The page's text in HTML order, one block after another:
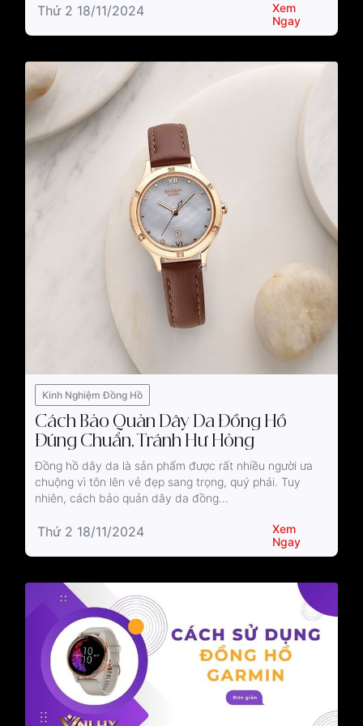
Thứ 2 18/11/2024
Xem
Ngay
Kinh Nghiệm Đồng Hồ
Cách Bảo Quản Dây Da Đồng Hồ
Đúng Chuẩn, Tránh Hư Hỏng
Đồng hồ dây da là sản phẩm được rất nhiều người ưa
chuộng vì tôn lên vẻ đẹp sang trọng, quý phái. Tuy
nhiên, cách bảo quản dây da đồng...
Thứ 2 18/11/2024
Xem
Ngay